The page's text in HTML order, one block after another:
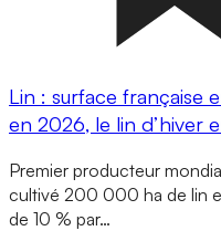
Lin : surface française
en 2026, le lin d’hiver
Premier producteur
cultivé 200 000 ha de lin
de 10 % par…